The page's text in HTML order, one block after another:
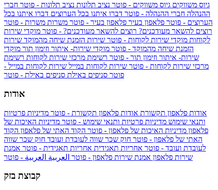
גיוס משווקים גיוס משווקים - פוטר נציב תלונות נציב תלונות - פוטר חברי
ההנהלה חברי ההנהלה - פוטר דברו איתנו בכל הערוצים דברו איתנו בכל
הערוצים - פוטר פלאפון בעיר פלאפון בעיר - פוטר משרות משרות - פוטר
רוצים להשאר מעודכנים? רוצים להשאר מעודכנים? - פוטר מוקדי שירות
לקוחות מוקדי שירות לקוחות - פוטר שירות הזמנת שיחה מהמוקד שירות
הזמנת שיחה מהמוקד - פוטר מוקדי שירות- איתור וזימון תור מוקדי
שירות- איתור וזימון תור - פוטר רשימת מרכזי שירות לקוחות רשימת
מרכזי שירות לקוחות - פוטר שירות לקוחות במייל שירות לקוחות במייל -
פוטר סניפים באילת סניפים באילת - פוטר
אודות
אודות פלאפון תקשורת אודות פלאפון תקשורת - פוטר מדיניות פרטיות
ותנאי שימוש מדיניות פרטיות ותנאי שימוש - פוטר מדיניות האיכות של
פלאפון מדיניות האיכות של פלאפון - פוטר הקוד האתי של פלאפון הקוד
האתי של פלאפון - פוטר חוק שכר שווה לעובדת ועובד חוק שכר שווה
לעובדת ועובד - פוטר אחריות תאגידית אחריות תאגידית - פוטר אמנת
שירות פלאפון אמנת שירות פלאפון - פוטר العربية العربية - פוטר
קבוצת בזק